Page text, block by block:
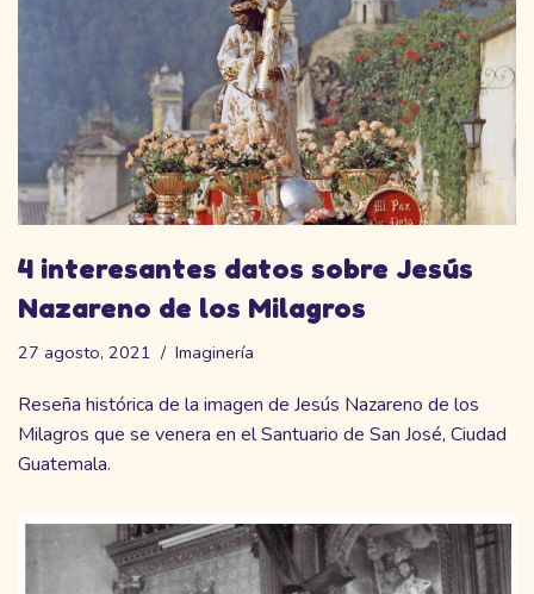
4 interesantes datos sobre Jesús
Nazareno de los Milagros
27 agosto, 2021 Imaginería
Reseña histórica de la imagen de Jesús Nazareno de los
Milagros que se venera en el Santuario de San José, Ciudad
Guatemala.